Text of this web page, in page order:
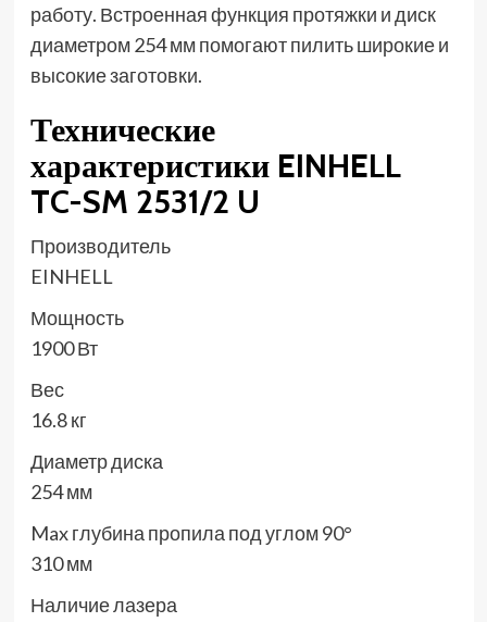
работу. Встроенная функция протяжки и диск
диаметром 254 мм помогают пилить широкие и
высокие заготовки.
Технические
характеристики EINHELL
TC-SM 2531/2 U
Производитель
EINHELL
Мощность
1900 Вт
Вес
16.8 кг
Диаметр диска
254 мм
Max глубина пропила под углом 90°
310 мм
Наличие лазера